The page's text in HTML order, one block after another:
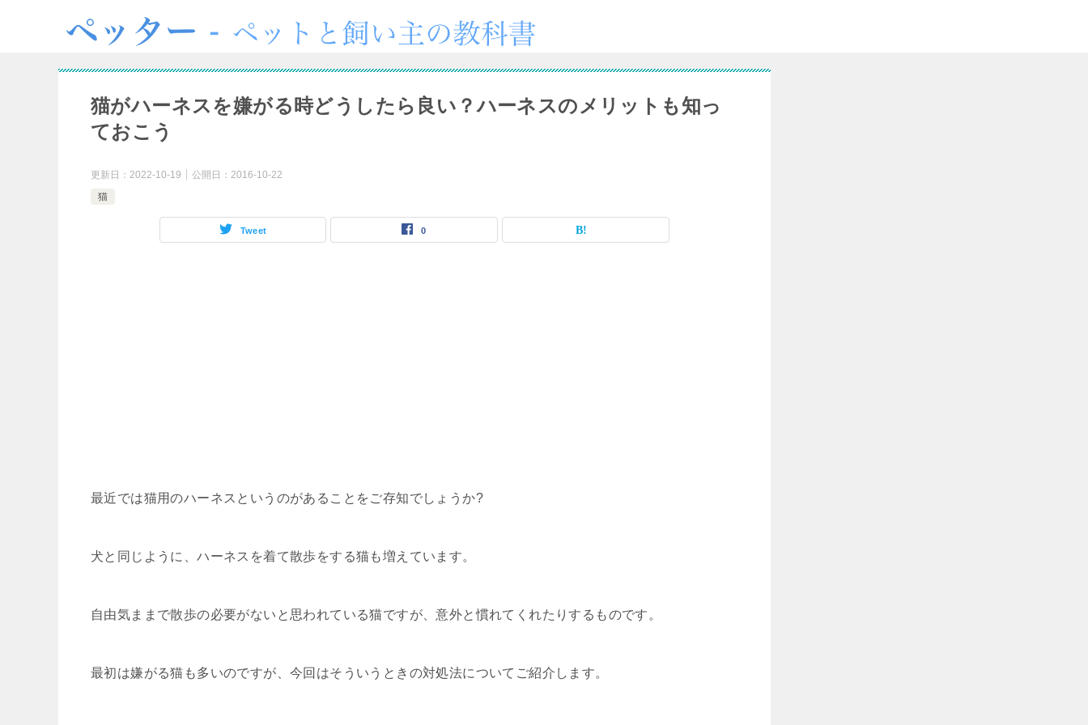
猫がハーネスを嫌がる時どうしたら良い？ハーネスのメリットも知っ
ておこう
更新日： 2022-10-19 公開日： 2016-10-22
猫
Tweet 0
最近では猫用のハーネスというのがあることをご存知でしょうか?
犬と同じように、ハーネスを着て散歩をする猫も増えています。
自由気ままで散歩の必要がないと思われている猫ですが、意外と慣れてくれたりするものです。
最初は嫌がる猫も多いのですが、今回はそういうときの対処法についてご紹介します。